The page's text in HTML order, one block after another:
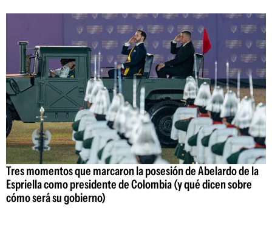
Tres momentos que marcaron la posesión de Abelardo de la
Espriella como presidente de Colombia (y qué dicen sobre
cómo será su gobierno)